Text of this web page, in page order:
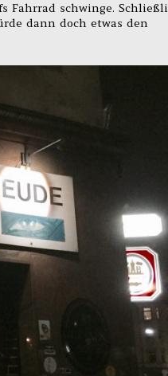
Fahrrad schwinge.
dann doch etwas den